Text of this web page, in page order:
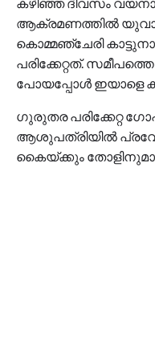
ആക്രമണത്തിൽ
കൊമ്മഞ്ചേരി
പരിക്കേറ്റത്.
പോയപ്പോൾ ഇയാളെ
ഗുരുതര പരിക്കേറ്റ
ആശുപത്രിയിൽ
കൈയ്‌ക്കും തോളിനുമാണ്